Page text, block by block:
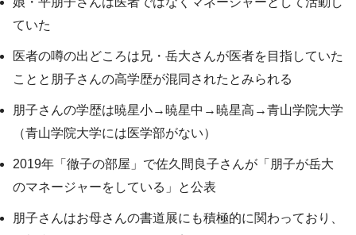
ていた
医者の噂の出どころは兄・岳大さんが医者を目指していた
ことと朋子さんの高学歴が混同されたとみられる
朋子さんの学歴は暁星小→暁星中→暁星高→青山学院大学
（青山学院大学には医学部がない）
2019年「徹子の部屋」で佐久間良子さんが「朋子が岳大
のマネージャーをしている」と公表
朋子さんはお母さんの書道展にも積極的に関わっており、